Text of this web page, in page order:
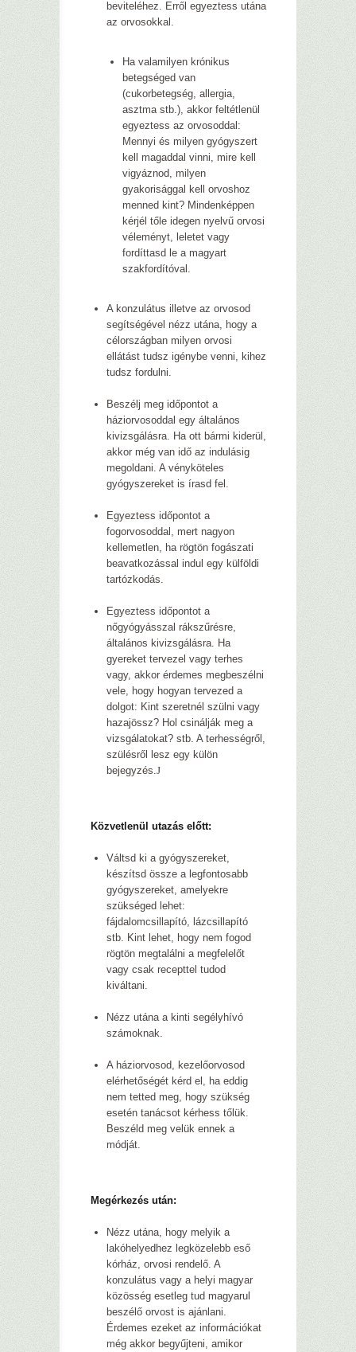
beviteléhez. Erről egyeztess utána
az orvosokkal.
Ha valamilyen krónikus
betegséged van
(cukorbetegség, allergia,
asztma stb.), akkor feltétlenül
egyeztess az orvosoddal:
Mennyi és milyen gyógyszert
kell magaddal vinni, mire kell
vigyáznod, milyen
gyakorisággal kell orvoshoz
menned kint? Mindenképpen
kérjél tőle idegen nyelvű orvosi
véleményt, leletet vagy
fordíttasd le a magyart
szakfordítóval.
A konzulátus illetve az orvosod
segítségével nézz utána, hogy a
célországban milyen orvosi
ellátást tudsz igénybe venni, kihez
tudsz fordulni.
Beszélj meg időpontot a
háziorvosoddal egy általános
kivizsgálásra. Ha ott bármi kiderül,
akkor még van idő az indulásig
megoldani. A vényköteles
gyógyszereket is írasd fel.
Egyeztess időpontot a
fogorvosoddal, mert nagyon
kellemetlen, ha rögtön fogászati
beavatkozással indul egy külföldi
tartózkodás.
Egyeztess időpontot a
nőgyógyásszal rákszűrésre,
általános kivizsgálásra. Ha
gyereket tervezel vagy terhes
vagy, akkor érdemes megbeszélni
vele, hogy hogyan tervezed a
dolgot: Kint szeretnél szülni vagy
hazajössz? Hol csinálják meg a
vizsgálatokat? stb. A terhességről,
szülésről lesz egy külön
bejegyzés. J
Közvetlenül utazás előtt:
Váltsd ki a gyógyszereket,
készítsd össze a legfontosabb
gyógyszereket, amelyekre
szükséged lehet:
fájdalomcsillapító, lázcsillapító
stb. Kint lehet, hogy nem fogod
rögtön megtalálni a megfelelőt
vagy csak recepttel tudod
kiváltani.
Nézz utána a kinti segélyhívó
számoknak.
A háziorvosod, kezelőorvosod
elérhetőségét kérd el, ha eddig
nem tetted meg, hogy szükség
esetén tanácsot kérhess tőlük.
Beszéld meg velük ennek a
módját.
Megérkezés után:
Nézz utána, hogy melyik a
lakóhelyedhez legközelebb eső
kórház, orvosi rendelő. A
konzulátus vagy a helyi magyar
közösség esetleg tud magyarul
beszélő orvost is ajánlani.
Érdemes ezeket az információkat
még akkor begyűjteni, amikor